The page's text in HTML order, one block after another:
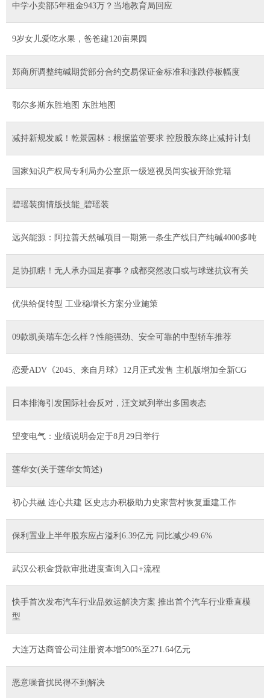
中学小卖部5年租金943万？当地教育局回应
9岁女儿爱吃水果，爸爸建120亩果园
郑商所调整纯碱期货部分合约交易保证金标准和涨跌停板幅度
鄂尔多斯东胜地图 东胜地图
减持新规发威！乾景园林：根据监管要求 控股股东终止减持计划
国家知识产权局专利局办公室原一级巡视员闫实被开除党籍
碧瑶装痴情版技能_碧瑶装
远兴能源：阿拉善天然碱项目一期第一条生产线日产纯碱4000多吨
足协抓瞎！无人承办国足赛事？成都突然改口或与球迷抗议有关
优供给促转型 工业稳增长方案分业施策
09款凯美瑞车怎么样？性能强劲、安全可靠的中型轿车推荐
恋爱ADV《2045、来自月球》12月正式发售 主机版增加全新CG
日本排海引发国际社会反对，汪文斌列举出多国表态
望变电气：业绩说明会定于8月29日举行
莲华女(关于莲华女简述)
初心共融 连心共建 区史志办积极助力史家营村恢复重建工作
保利置业上半年股东应占溢利6.39亿元 同比减少49.6%
武汉公积金贷款审批进度查询入口+流程
快手首次发布汽车行业品效运解决方案 推出首个汽车行业垂直模
型
大连万达商管公司注册资本增500%至271.64亿元
恶意噪音扰民得不到解决